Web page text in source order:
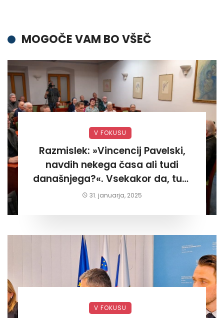
MOGOČE VAM BO VŠEČ
V FOKUSU
Razmislek: »Vincencij Pavelski,
navdih nekega časa ali tudi
današnjega?«. Vsekakor da, tudi
današnjega«
31. januarja, 2025
V FOKUSU